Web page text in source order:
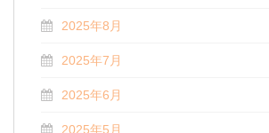
2025年8月
2025年7月
2025年6月
2025年5月